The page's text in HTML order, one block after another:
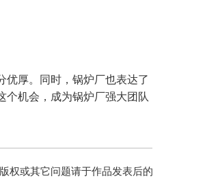
优厚。同时，锅炉厂也表达了
个机会，成为锅炉厂强大团队
权或其它问题请于作品发表后的